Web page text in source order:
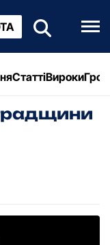
СтаттіВироки